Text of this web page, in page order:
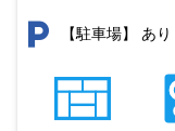
【駐車場】 あり